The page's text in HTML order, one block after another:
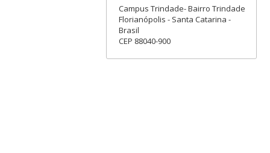
Campus Trindade- Bairro Trindade
Florianópolis - Santa Catarina -
Brasil
CEP 88040-900